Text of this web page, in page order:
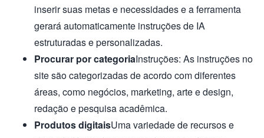
inserir suas metas e necessidades e a ferramenta
gerará automaticamente instruções de IA
estruturadas e personalizadas.
Procurar por categoriaInstruções: As instruções no
site são categorizadas de acordo com diferentes
áreas, como negócios, marketing, arte e design,
redação e pesquisa acadêmica.
Produtos digitaisUma variedade de recursos e